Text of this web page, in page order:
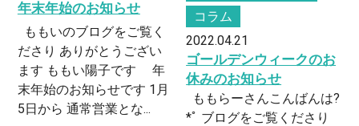
年末年始のお知らせ
ももいのブログをご覧く
ださり ありがとうござい
ます ももい陽子です 年
末年始のお知らせです 1月
5日から 通常営業とな...
コラム
2022.04.21
ゴールデンウィークのお
休みのお知らせ
ももらーさんこんばんは?
*ﾟ ブログをご覧くださり